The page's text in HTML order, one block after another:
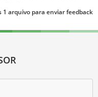
1 arquivo para enviar feedback